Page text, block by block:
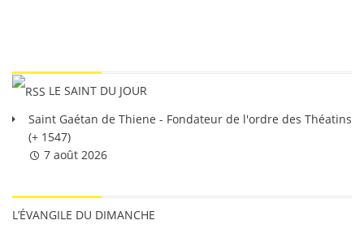
LE SAINT DU JOUR
Saint Gaétan de Thiene - Fondateur de l'ordre des Théatins
(+ 1547)
7 août 2026
L’ÉVANGILE DU DIMANCHE